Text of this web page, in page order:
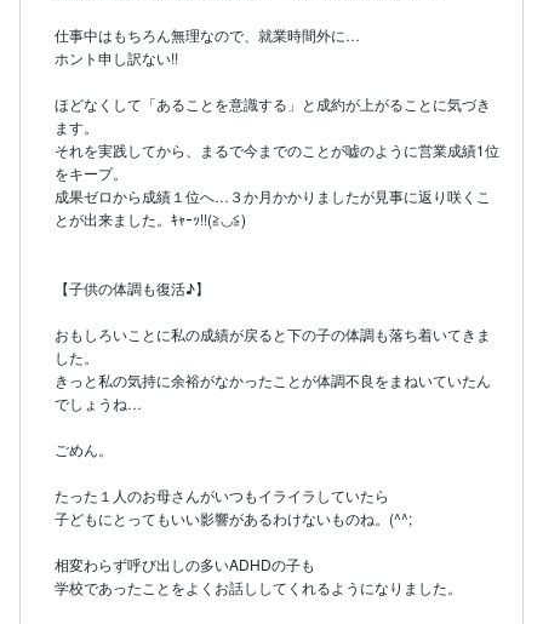
仕事中はもちろん無理なので、就業時間外に…
ホント申し訳ない!!
ほどなくして「あることを意識する」と成約が上がることに気づき
ます。
それを実践してから、まるで今までのことが嘘のように営業成績1位
をキープ。
成果ゼロから成績１位へ…３か月かかりましたが見事に返り咲くこ
とが出来ました。ｷｬｰｯ!!(≧◡≦)
【子供の体調も復活♪】
おもしろいことに私の成績が戻ると下の子の体調も落ち着いてきま
した。
きっと私の気持に余裕がなかったことが体調不良をまねいていたん
でしょうね…
ごめん。
たった１人のお母さんがいつもイライラしていたら
子どもにとってもいい影響があるわけないものね。(^^;
相変わらず呼び出しの多いADHDの子も
学校であったことをよくお話ししてくれるようになりました。